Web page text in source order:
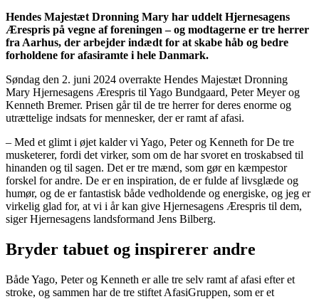
Hendes Majestæt Dronning Mary har uddelt Hjernesagens
Ærespris på vegne af foreningen – og modtagerne er tre herrer
fra Aarhus, der arbejder indædt for at skabe håb og bedre
forholdene for afasiramte i hele Danmark.
Søndag den 2. juni 2024 overrakte Hendes Majestæt Dronning
Mary Hjernesagens Ærespris til Yago Bundgaard, Peter Meyer og
Kenneth Bremer. Prisen går til de tre herrer for deres enorme og
utrættelige indsats for mennesker, der er ramt af afasi.
– Med et glimt i øjet kalder vi Yago, Peter og Kenneth for De tre
musketerer, fordi det virker, som om de har svoret en troskabsed til
hinanden og til sagen. Det er tre mænd, som gør en kæmpestor
forskel for andre. De er en inspiration, de er fulde af livsglæde og
humør, og de er fantastisk både vedholdende og energiske, og jeg er
virkelig glad for, at vi i år kan give Hjernesagens Ærespris til dem,
siger Hjernesagens landsformand Jens Bilberg.
Bryder tabuet og inspirerer andre
Både Yago, Peter og Kenneth er alle tre selv ramt af afasi efter et
stroke, og sammen har de tre stiftet AfasiGruppen, som er et